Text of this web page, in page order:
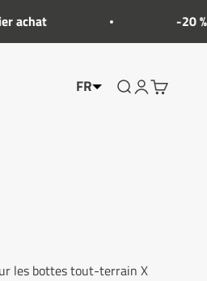
-20 %
FR Afficher le
Montrer
Montrer
les bottes tout-terrain X